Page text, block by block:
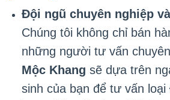
Đội ngũ chuyên nghiệp
Chúng tôi không chỉ bán
những người tư vấn
Mộc Khang sẽ dựa trên
sinh của bạn để tư vấn loại